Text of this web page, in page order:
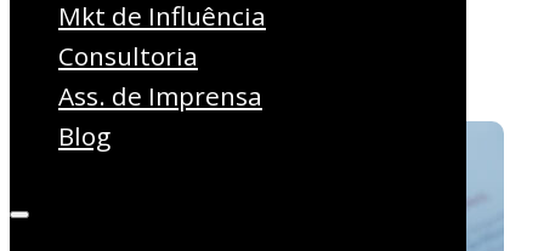
Mkt de Influência
Consultoria
Ass. de Imprensa
Blog
influencers!
Artigos